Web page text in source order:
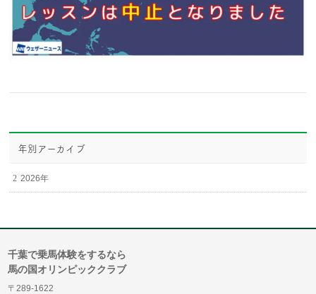
年別アーカイブ
2026年
千葉で乗馬体験をするなら
馬の国オリンピッククラブ
〒289-1622